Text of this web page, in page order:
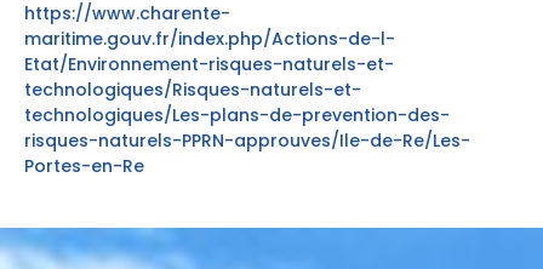
https://www.charente-
maritime.gouv.fr/index.php/Actions-de-l-
Etat/Environnement-risques-naturels-et-
technologiques/Risques-naturels-et-
technologiques/Les-plans-de-prevention-des-
risques-naturels-PPRN-approuves/Ile-de-Re/Les-
Portes-en-Re